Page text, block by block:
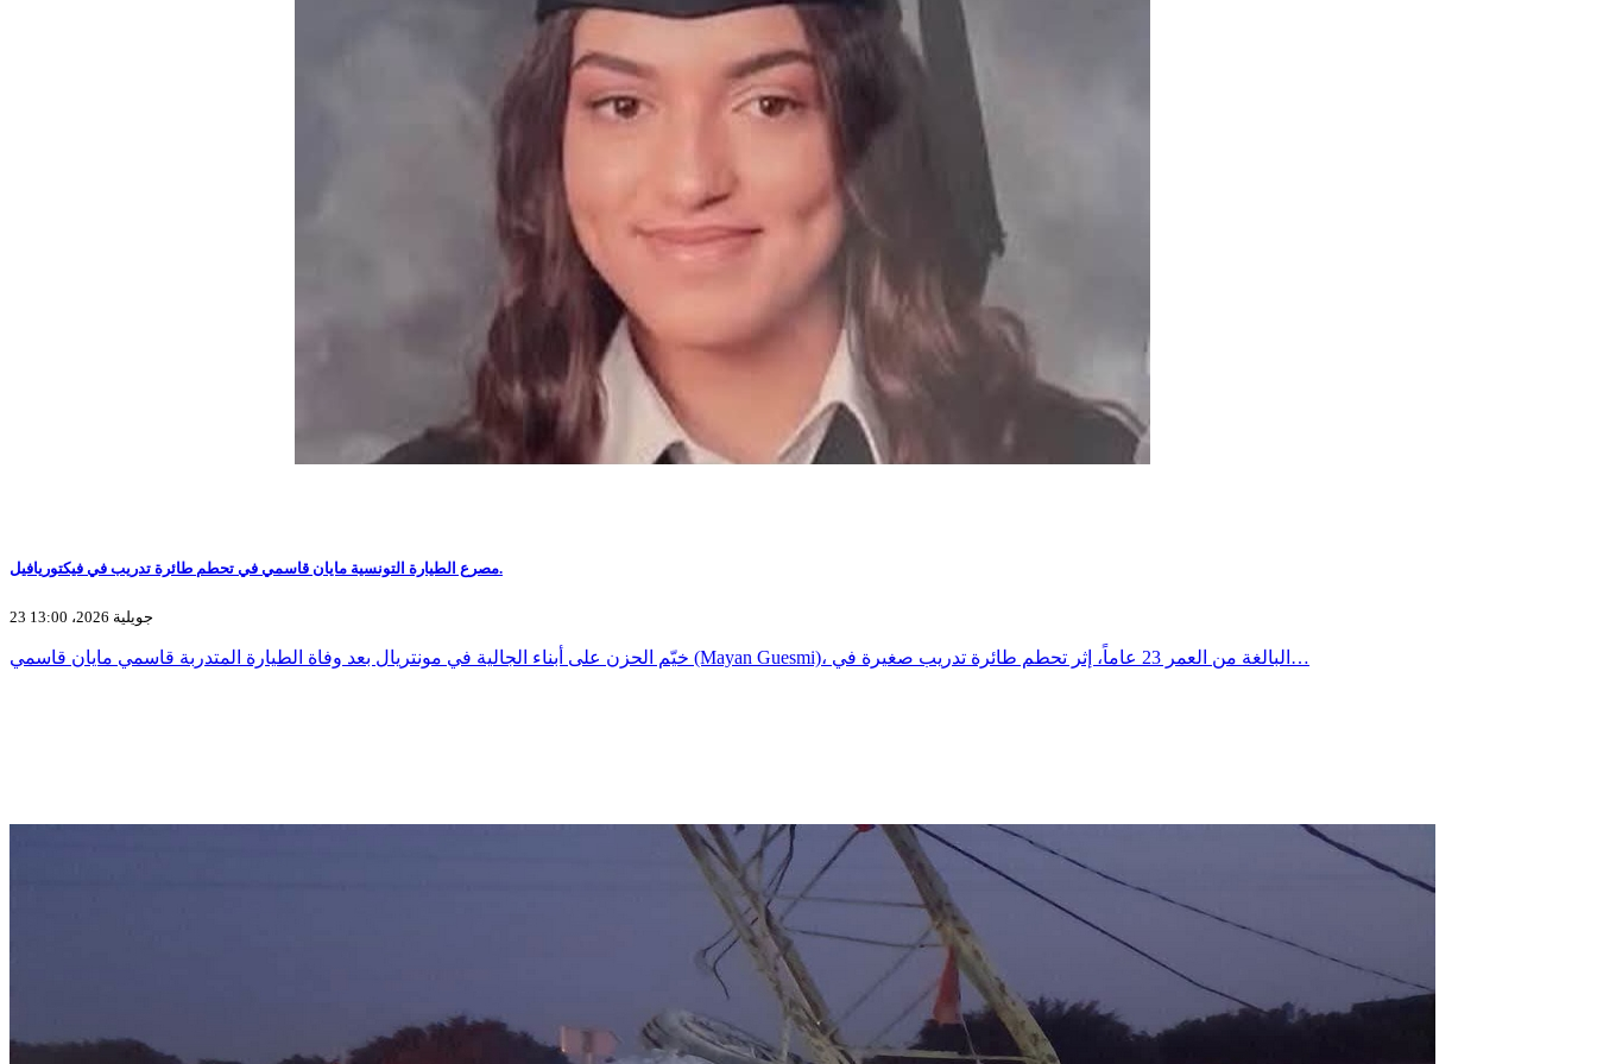
مصرع الطيارة التونسية مايان قاسمي في تحطم طائرة تدريب في فيكتوريافيل.
23 جويلية 2026، 13:00
خيّم الحزن على أبناء الجالية في مونتريال بعد وفاة الطيارة المتدربة قاسمي مايان قاسمي (Mayan Guesmi)، البالغة من العمر 23 عاماً، إثر تحطم طائرة تدريب صغيرة في…